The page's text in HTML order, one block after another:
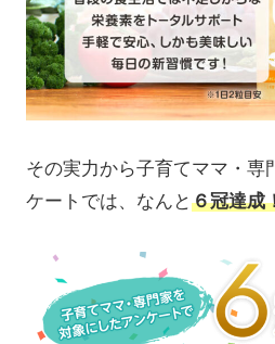
その実力から子育てママ・専
ケートでは、なんと６冠達成